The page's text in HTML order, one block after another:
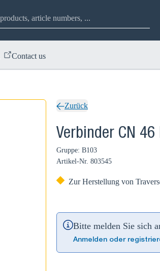
Contact us
Zurück
Verbinder CN 46
Gruppe: B103
Artikel-Nr. 803545
Zur Herstellung von
Bitte melden Sie sich
Anmelden oder